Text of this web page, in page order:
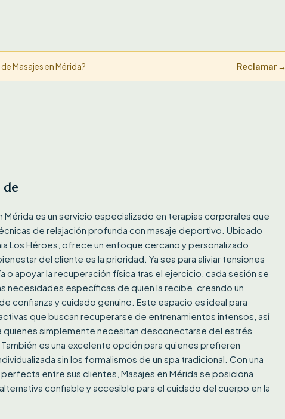
Masajes en Mérida? Reclamar →
Mérida es un servicio especializado en terapias corporales que
de relajación profunda con masaje deportivo. Ubicado
Los Héroes, ofrece un enfoque cercano y personalizado
del cliente es la prioridad. Ya sea para aliviar tensiones
o apoyar la recuperación física tras el ejercicio, cada sesión se
necesidades específicas de quien la recibe, creando un
confianza y cuidado genuino. Este espacio es ideal para
que buscan recuperarse de entrenamientos intensos, así
quienes simplemente necesitan desconectarse del estrés
es una excelente opción para quienes prefieren
sin los formalismos de un spa tradicional. Con una
entre sus clientes, Masajes en Mérida se posiciona
confiable y accesible para el cuidado del cuerpo en la